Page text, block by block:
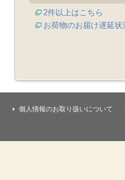
2件以上はこちら
お荷物のお届け遅延状
個人情報のお取り扱いについて